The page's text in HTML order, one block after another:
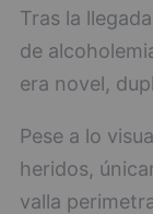
Tras la
de
era novel,
Pese a lo
heridos,
valla